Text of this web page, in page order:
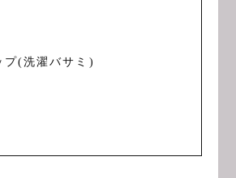
プ(洗濯バサミ)